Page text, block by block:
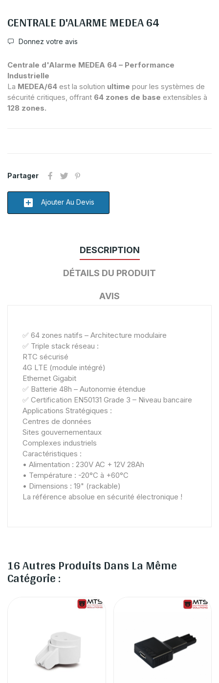
CENTRALE D'ALARME MEDEA 64
Donnez votre avis
Centrale d'Alarme MEDEA 64 – Performance
Industrielle
La MEDEA/64 est la solution ultime pour les systèmes de
sécurité critiques, offrant 64 zones de base extensibles à
128 zones.
Partager
add_box Ajouter Au Devis
DESCRIPTION
DÉTAILS DU PRODUIT
AVIS
✅ 64 zones natifs – Architecture modulaire
✅ Triple stack réseau :
RTC sécurisé
4G LTE (module intégré)
Ethernet Gigabit
✅ Batterie 48h – Autonomie étendue
✅ Certification EN50131 Grade 3 – Niveau bancaire
Applications Stratégiques :
Centres de données
Sites gouvernementaux
Complexes industriels
Caractéristiques :
• Alimentation : 230V AC + 12V 28Ah
• Température : -20°C à +60°C
• Dimensions : 19" (rackable)
La référence absolue en sécurité électronique !
16 Autres Produits Dans La Même
Catégorie :